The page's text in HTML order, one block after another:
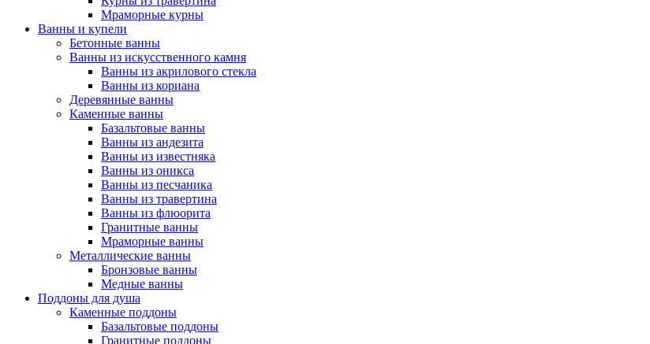
Мраморные курны
Ванны и купели
Бетонные ванны
Ванны из искусственного камня
Ванны из акрилового стекла
Ванны из кориана
Деревянные ванны
Каменные ванны
Базальтовые ванны
Ванны из андезита
Ванны из известняка
Ванны из оникса
Ванны из песчаника
Ванны из травертина
Ванны из флюорита
Гранитные ванны
Мраморные ванны
Металлические ванны
Бронзовые ванны
Медные ванны
Поддоны для душа
Каменные поддоны
Базальтовые поддоны
Гранитные поддоны